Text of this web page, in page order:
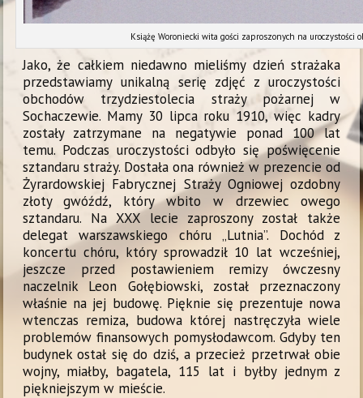
Książę Woroniecki wita gości zaproszonych na uroczystości
Jako, że całkiem niedawno mieliśmy dzień strażaka
przedstawiamy unikalną serię zdjęć z uroczystości
obchodów trzydziestolecia straży pożarnej w
Sochaczewie. Mamy 30 lipca roku 1910, więc kadry
zostały zatrzymane na negatywie ponad 100 lat
temu. Podczas uroczystości odbyło się poświęcenie
sztandaru straży. Dostała ona również w prezencie od
Żyrardowskiej Fabrycznej Straży Ogniowej ozdobny
złoty gwóźdź, który wbito w drzewiec owego
sztandaru. Na XXX lecie zaproszony został także
delegat warszawskiego chóru „Lutnia”. Dochód z
koncertu chóru, który sprowadził 10 lat wcześniej,
jeszcze przed postawieniem remizy ówczesny
naczelnik Leon Gołębiowski, został przeznaczony
właśnie na jej budowę. Pięknie się prezentuje nowa
wtenczas remiza, budowa której nastręczyła wiele
problemów finansowych pomysłodawcom. Gdyby ten
budynek ostał się do dziś, a przecież przetrwał obie
wojny, miałby, bagatela, 115 lat i byłby jednym z
piękniejszym w mieście.